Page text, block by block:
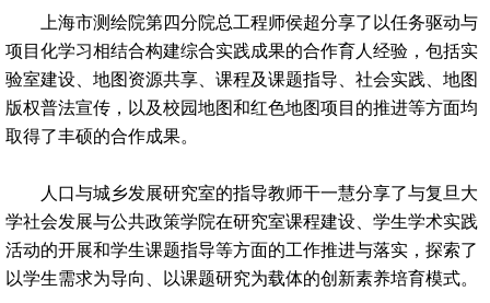
上海市测绘院第四分院总工程师侯超分享了以任务驱动与
项目化学习相结合构建综合实践成果的合作育人经验，包括实
验室建设、地图资源共享、课程及课题指导、社会实践、地图
版权普法宣传，以及校园地图和红色地图项目的推进等方面均
取得了丰硕的合作成果。
人口与城乡发展研究室的指导教师干一慧分享了与复旦大
学社会发展与公共政策学院在研究室课程建设、学生学术实践
活动的开展和学生课题指导等方面的工作推进与落实，探索了
以学生需求为导向、以课题研究为载体的创新素养培育模式。